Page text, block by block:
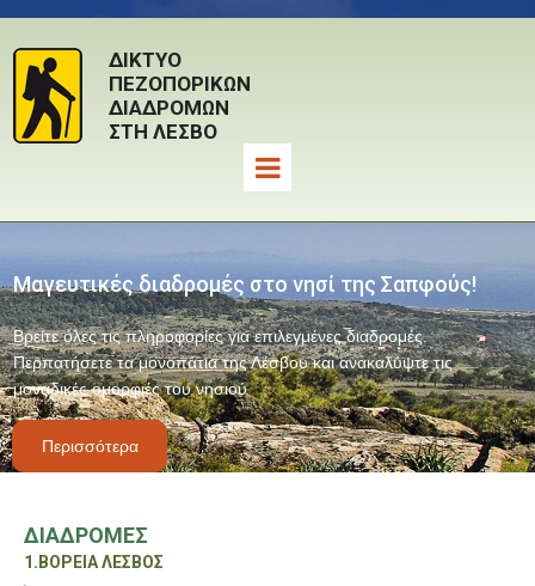
ΔΙΚΤΥΟ
ΠΕΖΟΠΟΡΙΚΩΝ
ΔΙΑΔΡΟΜΩΝ
ΣΤΗ ΛΕΣΒΟ
Μαγευτικές διαδρομές στο νησί της Σαπφούς!
Βρείτε όλες τις πληροφορίες για επιλεγμένες διαδρομές.
Περπατήσετε τα μονοπάτια της Λέσβου και ανακαλύψτε τις
μοναδικές ομορφιές του νησιού
Περισσότερα
ΔΙΑΔΡΟΜΕΣ
1.ΒΟΡΕΙΑ ΛΕΣΒΟΣ